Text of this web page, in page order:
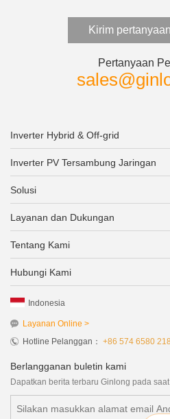
Kirim
Pertanyaan
Inverter Hybrid & Off-grid
Inverter PV Tersambung Jaringan
Solusi
Layanan dan Dukungan
Tentang Kami
Hubungi Kami
Indonesia
Layanan Online >
Hotline Pelanggan： +86 574 6580
Berlangganan buletin kami
Dapatkan berita terbaru Ginlong pada